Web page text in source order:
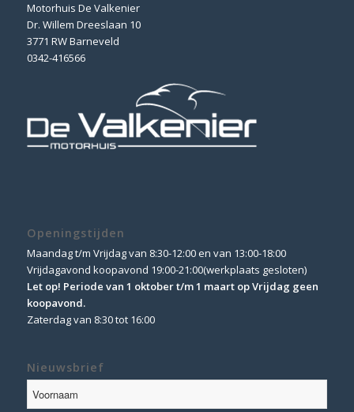
Motorhuis De Valkenier
Dr. Willem Dreeslaan 10
3771 RW Barneveld
0342-416566
Openingstijden
Maandag t/m Vrijdag van 8:30-12:00 en van 13:00-18:00
Vrijdagavond koopavond 19:00-21:00(werkplaats gesloten)
Let op! Periode van 1 oktober t/m 1 maart op Vrijdag geen
koopavond.
Zaterdag van 8:30 tot 16:00
Nieuwsbrief